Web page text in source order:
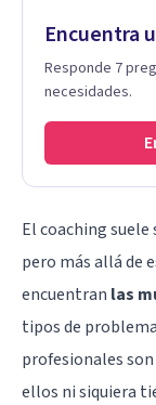
Encuentra
Responde 7
necesidades.
El coaching
pero más allá de
encuentran las
tipos de
profesionales
ellos ni siquiera